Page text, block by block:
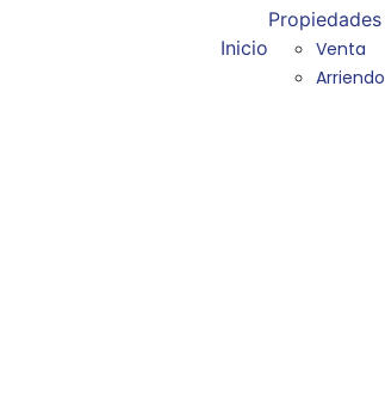
Inicio
Propiedades
Venta
Arriendo